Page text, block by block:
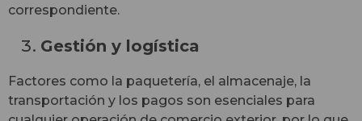
correspondiente.
Gestión y logística
Factores como la paquetería, el almacenaje, la
transportación y los pagos son esenciales para